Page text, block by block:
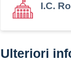
I.C.
Ulteriori